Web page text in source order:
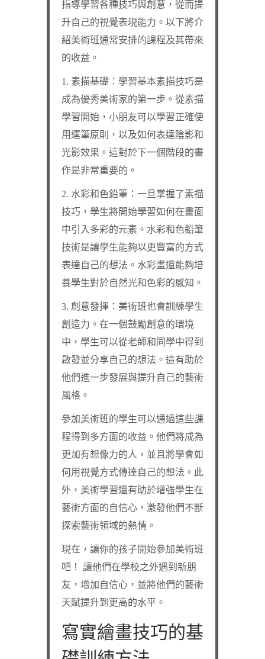
指導學習各種技巧與創意，從而提
升自己的視覺表現能力。以下將介
紹美術班通常安排的課程及其帶來
的收益。
1. 素描基礎：學習基本素描技巧是
成為優秀美術家的第一步。從素描
學習開始，小朋友可以學習正確使
用運筆原則，以及如何表達陰影和
光影效果。這對於下一個階段的畫
作是非常重要的。
2. 水彩和色鉛筆：一旦掌握了素描
技巧，學生將開始學習如何在畫面
中引入多彩的元素。水彩和色鉛筆
技術是讓學生能夠以更豐富的方式
表達自己的想法。水彩畫還能夠培
養學生對於自然光和色彩的感知。
3. 創意發揮：美術班也會訓練學生
創造力。在一個鼓勵創意的環境
中，學生可以從老師和同學中得到
啟發並分享自己的想法。這有助於
他們進一步發展與提升自己的藝術
風格。
參加美術班的學生可以通過這些課
程得到多方面的收益。他們將成為
更加有想像力的人，並且將學會如
何用視覺方式傳達自己的想法。此
外，美術學習還有助於增強學生在
藝術方面的自信心，激發他們不斷
探索藝術領域的熱情。
現在，讓你的孩子開始參加美術班
吧！ 讓他們在學校之外遇到新朋
友，增加自信心，並將他們的藝術
天賦提升到更高的水平。
寫實繪畫技巧的基